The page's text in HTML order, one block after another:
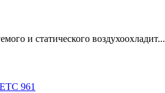
и статического воздухоохладит...